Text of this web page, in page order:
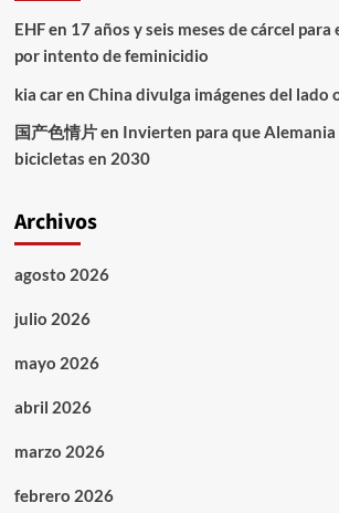
EHFen 17 años y seis meses de cárcel para
por intento de feminicidio
kia caren China divulga imágenes del lado
国产色情片en Invierten para que Alemania
bicicletas en 2030
Archivos
agosto 2026
julio 2026
mayo 2026
abril 2026
marzo 2026
febrero 2026